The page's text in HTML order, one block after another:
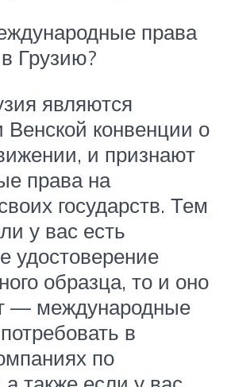
права
Грузию?
являются
Венской конвенции о
и признают
права на
государств. Тем
у вас есть
удостоверение
образца, то и оно
— международные
в
по